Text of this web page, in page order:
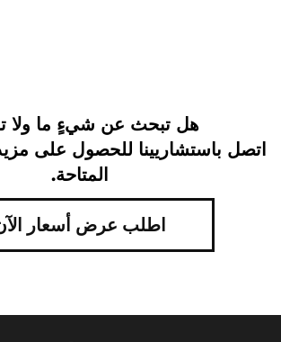
هل تبحث عن شيءٍ ما ولا
اتصل باستشاريينا للحصول على
المتاحة.
اطلب عرض أسعار